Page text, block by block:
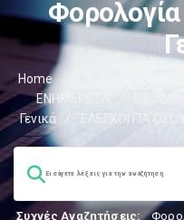
Home /
ΕΝΗΜΕΡΩΣΗ
Γενικά
ΈΛΕΓΧΟΙ ΓΙΑ
Συχνές Αναζητήσεις: